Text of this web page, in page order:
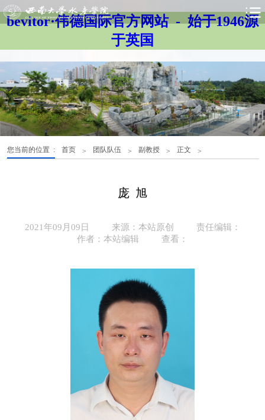
bevitor·伟德国际官方网站 - 始于1946源
于英国
您当前的位置 : 首页 > 团队队伍 > 副教授 > 正文 >
庞 旭
2021年09月09日 来源：本站原创
责任编辑：
作者：本站编辑
查看：